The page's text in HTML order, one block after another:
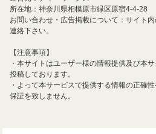
所在地：神奈川県相模原市緑区原宿4-4-28
お問い合わせ・広告掲載について：サイト
連絡下さい。
【注意事項】
・本サイトはユーザー様の情報提供及び本
投稿しております。
・よって本サービスで提供する情報の正確
保証を致しません。